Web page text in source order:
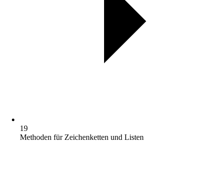
19
Methoden für Zeichenketten und Listen